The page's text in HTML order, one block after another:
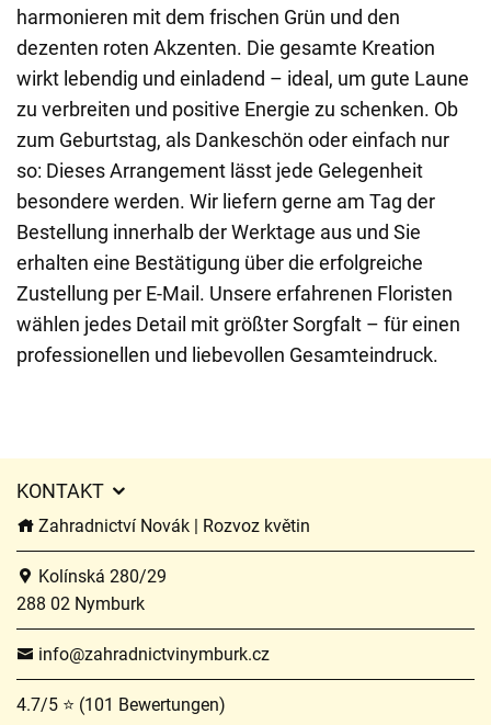
harmonieren mit dem frischen Grün und den
dezenten roten Akzenten. Die gesamte Kreation
wirkt lebendig und einladend – ideal, um gute Laune
zu verbreiten und positive Energie zu schenken. Ob
zum Geburtstag, als Dankeschön oder einfach nur
so: Dieses Arrangement lässt jede Gelegenheit
besondere werden. Wir liefern gerne am Tag der
Bestellung innerhalb der Werktage aus und Sie
erhalten eine Bestätigung über die erfolgreiche
Zustellung per E-Mail. Unsere erfahrenen Floristen
wählen jedes Detail mit größter Sorgfalt – für einen
professionellen und liebevollen Gesamteindruck.
KONTAKT
Zahradnictví Novák | Rozvoz květin
Kolínská 280/29
288 02 Nymburk
info@zahradnictvinymburk.cz
4.7/5 ⭐ (101 Bewertungen)